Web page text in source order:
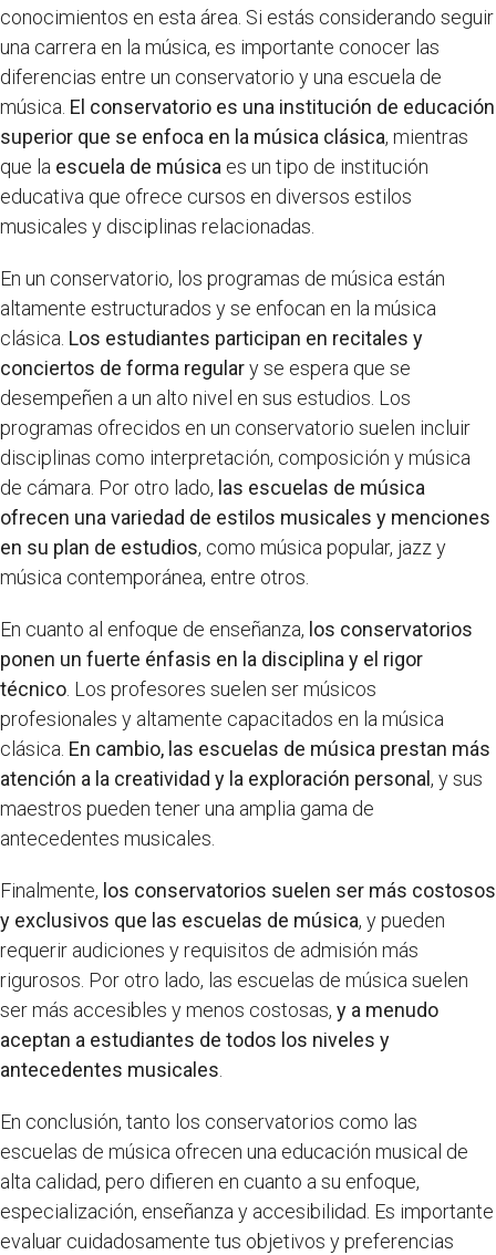
conocimientos en esta área. Si estás considerando seguir
una carrera en la música, es importante conocer las
diferencias entre un conservatorio y una escuela de
música. El conservatorio es una institución de educación
superior que se enfoca en la música clásica, mientras
que la escuela de música es un tipo de institución
educativa que ofrece cursos en diversos estilos
musicales y disciplinas relacionadas.
En un conservatorio, los programas de música están
altamente estructurados y se enfocan en la música
clásica. Los estudiantes participan en recitales y
conciertos de forma regulary se espera que se
desempeñen a un alto nivel en sus estudios. Los
programas ofrecidos en un conservatorio suelen incluir
disciplinas como interpretación, composición y música
de cámara. Por otro lado, las escuelas de música
ofrecen una variedad de estilos musicales y menciones
en su plan de estudios, como música popular, jazz y
música contemporánea, entre otros.
En cuanto al enfoque de enseñanza, los conservatorios
ponen un fuerte énfasis en la disciplina y el rigor
técnico . Los profesores suelen ser músicos
profesionales y altamente capacitados en la música
clásica. En cambio, las escuelas de música prestan más
atención a la creatividad y la exploración personal, y sus
maestros pueden tener una amplia gama de
antecedentes musicales.
Finalmente, los conservatorios suelen ser más costosos
y exclusivos que las escuelas de música, y pueden
requerir audiciones y requisitos de admisión más
rigurosos. Por otro lado, las escuelas de música suelen
ser más accesibles y menos costosas, y a menudo
aceptan a estudiantes de todos los niveles y
antecedentes musicales
En conclusión, tanto los conservatorios como las
escuelas de música ofrecen una educación musical de
alta calidad, pero difieren en cuanto a su enfoque,
especialización, enseñanza y accesibilidad. Es importante
evaluar cuidadosamente tus objetivos y preferencias